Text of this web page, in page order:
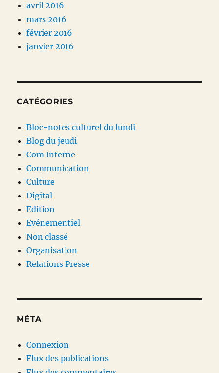
avril 2016
mars 2016
février 2016
janvier 2016
CATÉGORIES
Bloc-notes culturel du lundi
Blog du jeudi
Com Interne
Communication
Culture
Digital
Edition
Evénementiel
Non classé
Organisation
Relations Presse
MÉTA
Connexion
Flux des publications